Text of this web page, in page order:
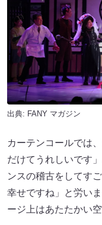
出典: FANY マガジン
カーテンコールでは
だけてうれしいです
ンスの稽古をしてす
幸せですね」と労い
ージ上はあたたかい